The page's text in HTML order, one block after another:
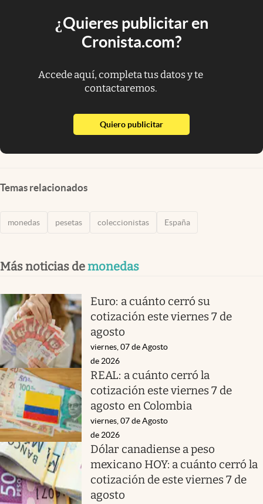
¿Quieres publicitar en
Cronista.com?
Accede aquí, completa tus datos y te
contactaremos.
Quiero publicitarabre en nueva pestaña
Temas relacionados
monedas pesetas coleccionistas España
Más noticias demonedas
Euro: a cuánto cerró su
cotización este viernes 7 de
agosto
viernes, 07 de Agosto
de 2026
REAL: a cuánto cerró la
cotización este viernes 7 de
agosto en Colombia
viernes, 07 de Agosto
de 2026
Dólar canadiense a peso
mexicano HOY: a cuánto cerró la
cotización de este viernes 7 de
agosto